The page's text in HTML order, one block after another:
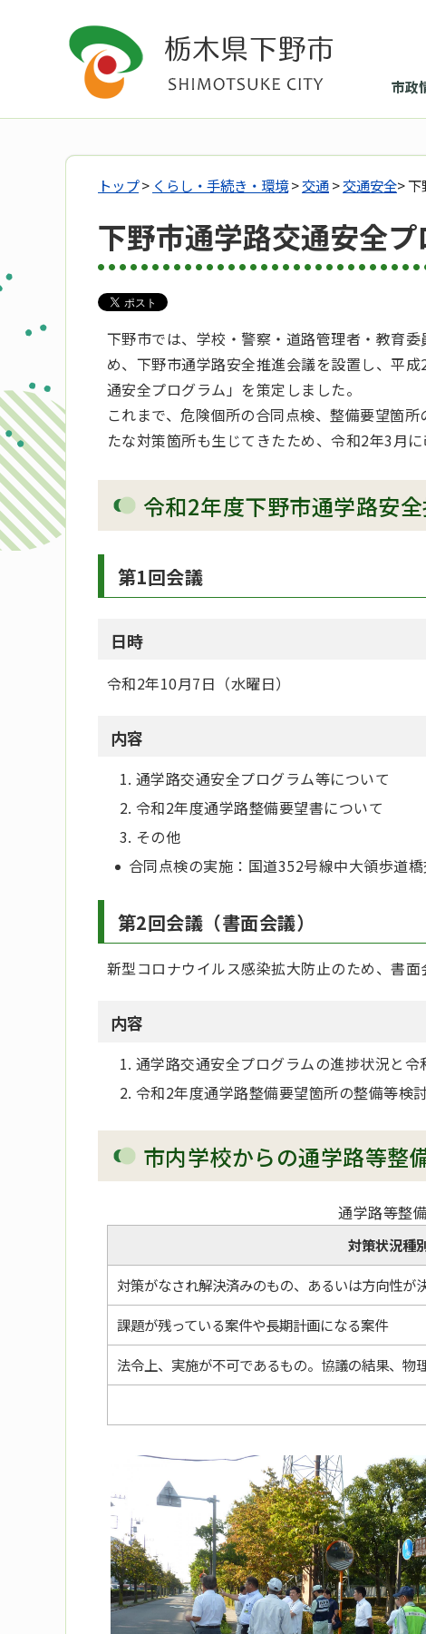
市政
トップ> くらし・手続き・環境>交通>交通安全>
下野市通学路交通安全
下野市では、学校・警察・道路管理者・教育
め、下野市通学路安全推進会議を設置し、平
通安全プログラム」を策定しました。
これまで、危険個所の合同点検、整備要望箇
たな対策箇所も生じてきたため、令和2年3月に
令和2年度下野市通学路安
第1回会議
日時
令和2年10月7日（水曜日）
内容
通学路交通安全プログラム等について
令和2年度通学路整備要望書について
その他
合同点検の実施：国道352号線中大領歩道
第2回会議（書面会議）
新型コロナウイルス感染拡大防止のため、書面
内容
通学路交通安全プログラムの進捗状況と
令和2年度通学路整備要望箇所の整備等検
市内学校からの通学路等整
通学路等整
対策状況種
対策がなされ解決済みのもの、あるいは方向性が
課題が残っている案件や長期計画になる案件
法令上、実施が不可であるもの。協議の結果、物